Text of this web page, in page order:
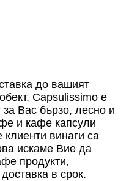
до вашият
Capsulissimo е
Вас бързо, лесно и
и кафе капсули
винаги са
искаме Вие да
продукти,
в срок.